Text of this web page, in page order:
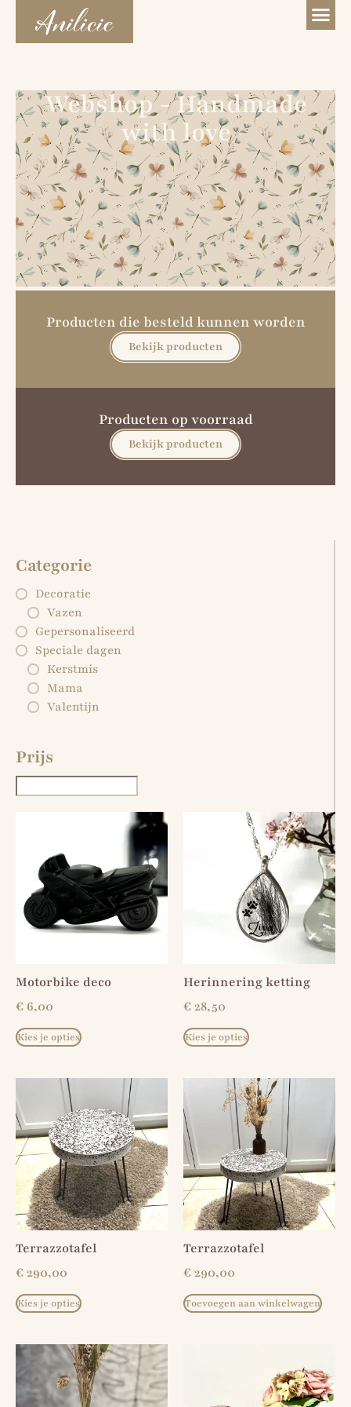
Webshop - Handmade
with love
Producten die besteld kunnen worden
Bekijk producten
Producten op voorraad
Bekijk producten
Categorie
Decoratie
Vazen
Gepersonaliseerd
Speciale dagen
Kerstmis
Mama
Valentijn
Prijs
Motorbike deco
€ 6,00
Kies je opties
Herinnering ketting
€28,50
Kies je opties
Terrazzotafel
€290,00
Kies je opties
Terrazzotafel
€290,00
Toevoegen aan winkelwagen